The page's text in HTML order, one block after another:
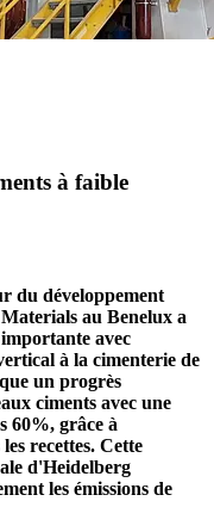
à faible
du développement
au Benelux a
avec
à la cimenterie de
un progrès
ciments avec une
60%, grâce à
recettes. Cette
d'Heidelberg
les émissions de